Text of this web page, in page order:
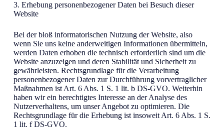
3. Erhebung personenbezogener Daten bei Besuch dieser
Website
Bei der bloß informatorischen Nutzung der Website, also
wenn Sie uns keine anderweitigen Informationen übermitteln,
werden Daten erhoben die technisch erforderlich sind um die
Website anzuzeigen und deren Stabilität und Sicherheit zu
gewährleisten. Rechtsgrundlage für die Verarbeitung
personenbezogener Daten zur Durchführung vorvertraglicher
Maßnahmen ist Art. 6 Abs. 1 S. 1 lit. b DS-GVO. Weiterhin
haben wir ein berechtigtes Interesse an der Analyse des
Nutzerverhaltens, um unser Angebot zu optimieren. Die
Rechtsgrundlage für die Erhebung ist insoweit Art. 6 Abs. 1 S.
1 lit. f DS-GVO.